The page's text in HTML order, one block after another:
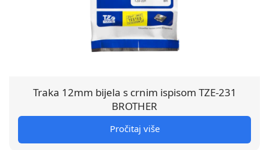
Traka 12mm bijela s crnim ispisom TZE-231
BROTHER
Pročitaj više